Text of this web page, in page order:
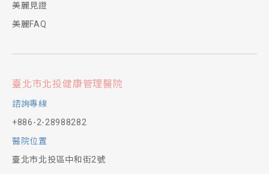
美麗見證
美麗FAQ
臺北市北投健康管理醫院
諮詢專線
+886-2-28988282
醫院位置
臺北市北投區中和街2號